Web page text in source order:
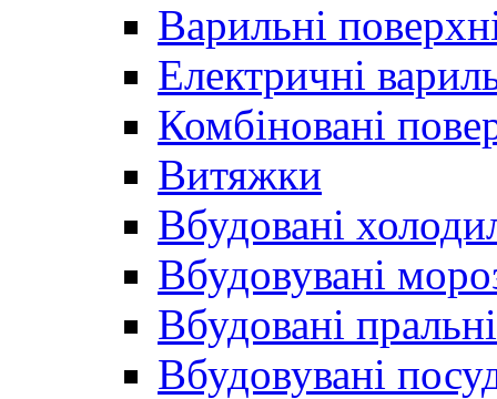
Варильні
Електричні
Комбіновані
Витяжки
Вбудовані
Вбудовувані
Вбудовані
Вбудовувані